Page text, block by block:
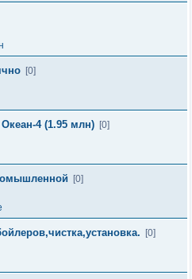
[0]
4 (1.95 млн) [0]
[0]
[0]